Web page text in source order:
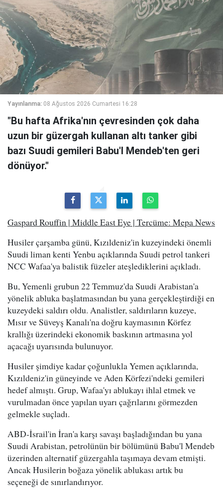
Yayınlanma: 08 Ağustos 2026 Cumartesi 16:28
"Bu hafta Afrika'nın çevresinden çok daha
uzun bir güzergah kullanan altı tanker gibi
bazı Suudi gemileri Babu'l Mendeb'ten geri
dönüyor."
Gaspard Rouffin | Middle East Eye | Tercüme: Mepa News
Husiler çarşamba günü, Kızıldeniz'in kuzeyindeki önemli
Suudi liman kenti Yenbu açıklarında Suudi petrol tankeri
NCC Wafaa'ya balistik füzeler ateşlediklerini açıkladı.
Bu, Yemenli grubun 22 Temmuz'da Suudi Arabistan'a
yönelik abluka başlatmasından bu yana gerçekleştirdiği en
kuzeydeki saldırı oldu. Analistler, saldırıların kuzeye,
Mısır ve Süveyş Kanalı'na doğru kaymasının Körfez
krallığı üzerindeki ekonomik baskının artmasına yol
açacağı uyarısında bulunuyor.
Husiler şimdiye kadar çoğunlukla Yemen açıklarında,
Kızıldeniz'in güneyinde ve Aden Körfezi'ndeki gemileri
hedef almıştı. Grup, Wafaa'yı ablukayı ihlal etmek ve
vurulmadan önce yapılan uyarı çağrılarını görmezden
gelmekle suçladı.
ABD-İsrail'in İran'a karşı savaşı başladığından bu yana
Suudi Arabistan, petrolünün bir bölümünü Babu'l Mendeb
üzerinden alternatif güzergahla taşımaya devam etmişti.
Ancak Husilerin boğaza yönelik ablukası artık bu
seçeneği de sınırlandırıyor.